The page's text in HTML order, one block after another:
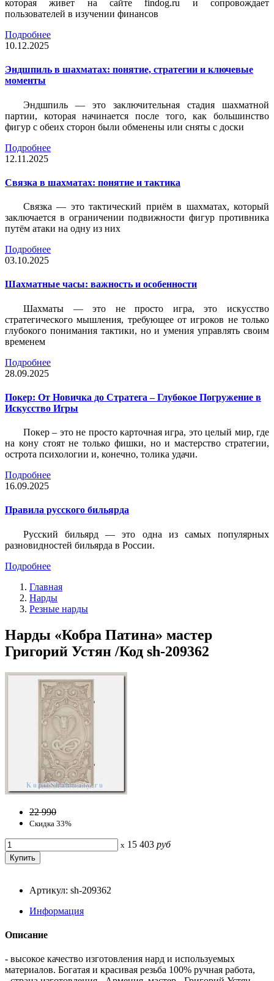
которая живет на сайте findog.ru и сопровождает
пользователей в изучении финансов
Подробнее
10.12.2025
Эндшпиль в шахматах: понятие, стратегии и ключевые
моменты
Эндшпиль — это заключительная стадия шахматной
партии, которая начинается после того, как большинство
фигур с обеих сторон были обменены или сняты с доски
Подробнее
12.11.2025
Связка в шахматах: понятие и тактика
Связка — это тактический приём в шахматах, который
заключается в ограничении подвижности фигур противника
путём атаки на одну из них
Подробнее
03.10.2025
Шахматные часы: важность и особенности
Шахматы — это не просто игра, это искусство
стратегического мышления, требующее от игроков не только
глубокого понимания тактики, но и умения управлять своим
временем
Подробнее
28.09.2025
Покер: От Новичка до Стратега – Глубокое Погружение в
Искусство Игры
Покер – это не просто карточная игра, это целый мир, где
на кону стоят не только фишки, но и мастерство стратегии,
острота психологии и, конечно, толика удачи.
Подробнее
16.09.2025
Правила русского бильярда
Русский бильярд — это одна из самых популярных
разновидностей бильярда в России.
Подробнее
Главная
Нарды
Резные нарды
Нарды «Кобра Патина» мастер
Григорий Устян /Код sh-209362
22 990
Скидка 33%
x 15 403 руб
Артикул: sh-209362
Информация
Описание
- высокое качество изготовления нард и используемых
материалов. Богатая и красивая резьба 100% ручная работа,